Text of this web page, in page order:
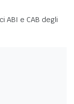
ABI e CAB degli